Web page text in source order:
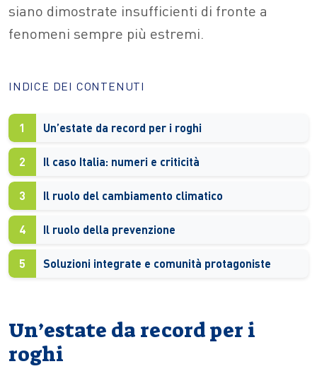
siano dimostrate insufficienti di fronte a
fenomeni sempre più estremi.
INDICE DEI CONTENUTI
1 Un’estate da record per i roghi
2 Il caso Italia: numeri e criticità
3 Il ruolo del cambiamento climatico
4 Il ruolo della prevenzione
5 Soluzioni integrate e comunità protagoniste
Un’estate da record per i
roghi